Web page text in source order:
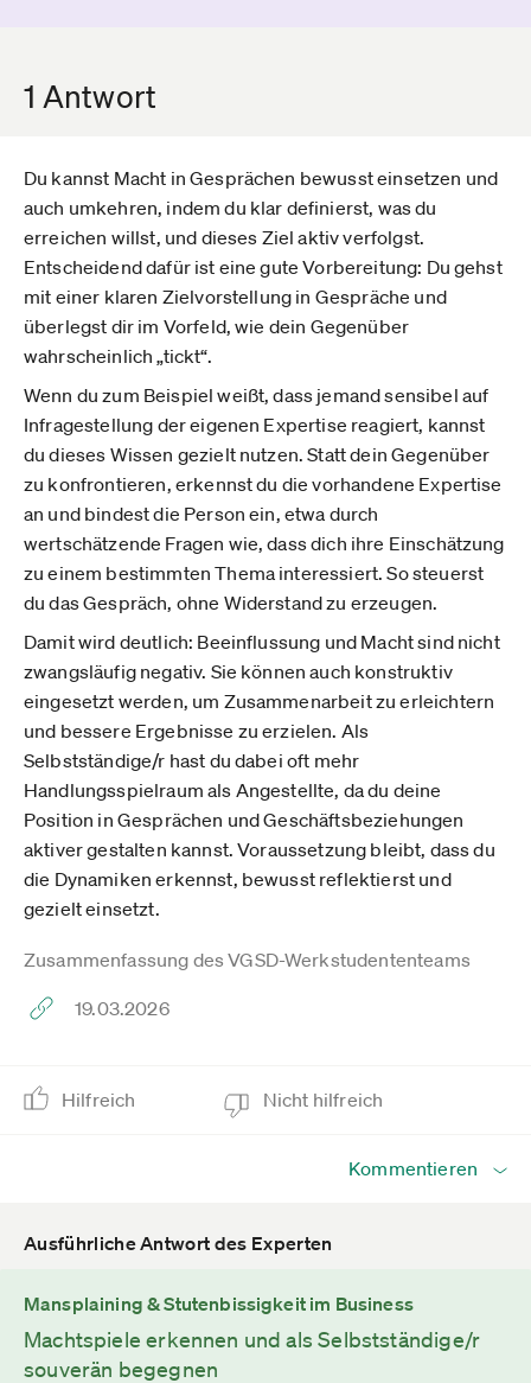
1 Antwort
Du kannst Macht in Gesprächen bewusst einsetzen und
auch umkehren, indem du klar definierst, was du
erreichen willst, und dieses Ziel aktiv verfolgst.
Entscheidend dafür ist eine gute Vorbereitung: Du gehst
mit einer klaren Zielvorstellung in Gespräche und
überlegst dir im Vorfeld, wie dein Gegenüber
wahrscheinlich „tickt“.
Wenn du zum Beispiel weißt, dass jemand sensibel auf
Infragestellung der eigenen Expertise reagiert, kannst
du dieses Wissen gezielt nutzen. Statt dein Gegenüber
zu konfrontieren, erkennst du die vorhandene Expertise
an und bindest die Person ein, etwa durch
wertschätzende Fragen wie, dass dich ihre Einschätzung
zu einem bestimmten Thema interessiert. So steuerst
du das Gespräch, ohne Widerstand zu erzeugen.
Damit wird deutlich: Beeinflussung und Macht sind nicht
zwangsläufig negativ. Sie können auch konstruktiv
eingesetzt werden, um Zusammenarbeit zu erleichtern
und bessere Ergebnisse zu erzielen. Als
Selbstständige/r hast du dabei oft mehr
Handlungsspielraum als Angestellte, da du deine
Position in Gesprächen und Geschäftsbeziehungen
aktiver gestalten kannst. Voraussetzung bleibt, dass du
die Dynamiken erkennst, bewusst reflektierst und
gezielt einsetzt.
Zusammenfassung des VGSD-Werkstudententeams
19.03.2026
Hilfreich Nicht hilfreich
Kommentieren
Ausführliche Antwort des Experten
Mansplaining & Stutenbissigkeit im Business
Machtspiele erkennen und als Selbstständige/r
souverän begegnen